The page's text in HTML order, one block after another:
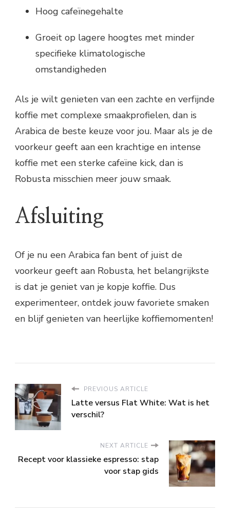
Hoog cafeïnegehalte
Groeit op lagere hoogtes met minder
specifieke klimatologische
omstandigheden
Als je wilt genieten van een zachte en verfijnde
koffie met complexe smaakprofielen, dan is
Arabica de beste keuze voor jou. Maar als je de
voorkeur geeft aan een krachtige en intense
koffie met een sterke cafeïne kick, dan is
Robusta misschien meer jouw smaak.
Afsluiting
Of je nu een Arabica fan bent of juist de
voorkeur geeft aan Robusta, het belangrijkste
is dat je geniet van je kopje koffie. Dus
experimenteer, ontdek jouw favoriete smaken
en blijf genieten van heerlijke koffiemomenten!
PREVIOUS ARTICLE
Latte versus Flat White: Wat is het
verschil?
NEXT ARTICLE
Recept voor klassieke espresso: stap
voor stap gids